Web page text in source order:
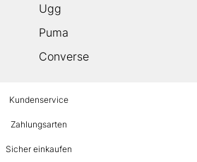
Ugg
Puma
Converse
Kundenservice
Zahlungsarten
Sicher einkaufen